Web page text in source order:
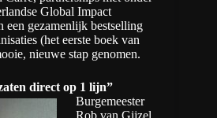
Global Impact
een gezamenlijk bestselling
(het eerste boek van
nieuwe stap genomen.
direct op 1 lijn”
Burgemeester